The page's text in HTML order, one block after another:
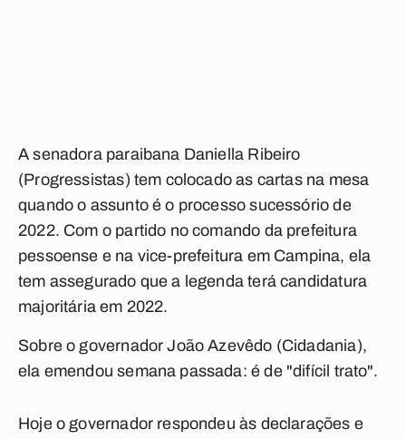
A senadora paraibana Daniella Ribeiro
(Progressistas) tem colocado as cartas na mesa
quando o assunto é o processo sucessório de
2022. Com o partido no comando da prefeitura
pessoense e na vice-prefeitura em Campina, ela
tem assegurado que a legenda terá candidatura
majoritária em 2022.
Sobre o governador João Azevêdo (Cidadania),
ela emendou semana passada: é de "difícil trato".
Hoje o governador respondeu às declarações e